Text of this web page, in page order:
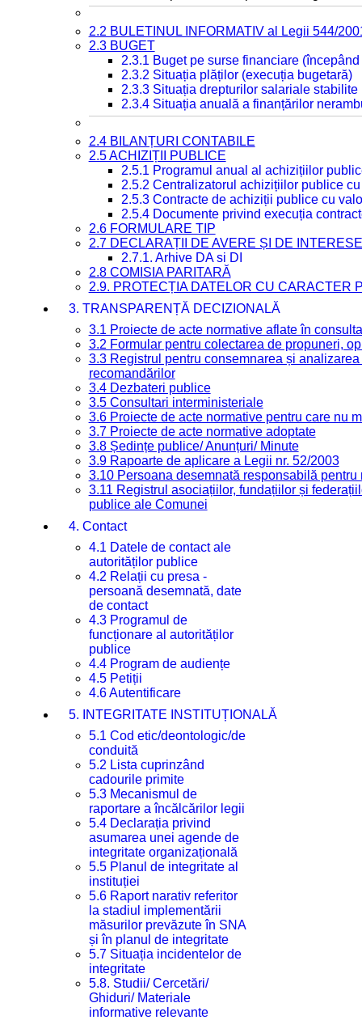
2.2 BULETINUL INFORMATIV al Legii 544/
2.3 BUGET
2.3.1 Buget pe surse financiare
2.3.2 Situația plăților (execuția bugetară)
2.3.3 Situația drepturilor salariale
2.3.4 Situația anuală a finanțărilor
2.4 BILANȚURI CONTABILE
2.5 ACHIZIȚII PUBLICE
2.5.1 Programul anual al achizițiilor
2.5.2 Centralizatorul achizițiilor publice
2.5.3 Contracte de achiziții publice cu
2.5.4 Documente privind execuția
2.6 FORMULARE TIP
2.7 DECLARAȚII DE AVERE ȘI DE INTERESE
2.7.1. Arhive DA si DI
2.8 COMISIA PARITARĂ
2.9. PROTECȚIA DATELOR CU CARACTER
3. TRANSPARENȚĂ DECIZIONALĂ
3.1 Proiecte de acte normative aflate în
3.2 Formular pentru colectarea de propuneri,
3.3 Registrul pentru consemnarea și
recomandărilor
3.4 Dezbateri publice
3.5 Consultari interministeriale
3.6 Proiecte de acte normative pentru care nu
3.7 Proiecte de acte normative adoptate
3.8 Ședințe publice/ Anunțuri/ Minute
3.9 Rapoarte de aplicare a Legii nr. 52/2003
3.10 Persoana desemnată responsabilă
3.11 Registrul asociațiilor, fundațiilor și
publice ale Comunei
4. Contact
4.1 Datele de contact ale
autorităților publice
4.2 Relații cu presa -
persoană desemnată, date
de contact
4.3 Programul de
funcționare al autorităților
publice
4.4 Program de audiențe
4.5 Petiții
4.6 Autentificare
5. INTEGRITATE INSTITUȚIONALĂ
5.1 Cod etic/deontologic/de
conduită
5.2 Lista cuprinzând
cadourile primite
5.3 Mecanismul de
raportare a încălcărilor legii
5.4 Declarația privind
asumarea unei agende de
integritate organizațională
5.5 Planul de integritate al
instituției
5.6 Raport narativ referitor
la stadiul implementării
măsurilor prevăzute în SNA
și în planul de integritate
5.7 Situația incidentelor de
integritate
5.8. Studii/ Cercetări/
Ghiduri/ Materiale
informative relevante